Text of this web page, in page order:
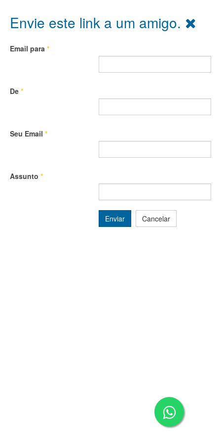
Envie este link a um amigo.
Email para *
De *
Seu Email *
Assunto *
Enviar Cancelar